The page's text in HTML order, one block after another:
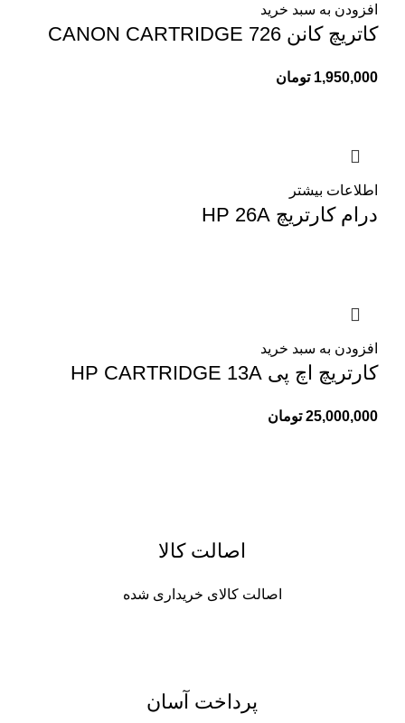
افزودن به سبد خرید
کاتریچ کانن CANON CARTRIDGE 726
1,950,000 تومان
اطلاعات بیشتر
درام کارتریچ HP 26A
افزودن به سبد خرید
کارتریچ اچ پی HP CARTRIDGE 13A
25,000,000 تومان
اصالت کالا
اصالت کالای خریداری شده
پرداخت آسان